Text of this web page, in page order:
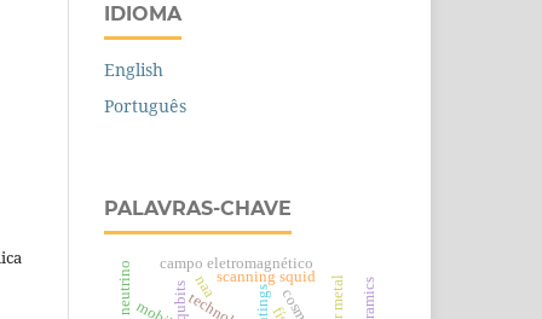
IDIOMA
English
Português
PALAVRAS-CHAVE
scanning squid
qubits
campo eletromagnético
naa
neutrino